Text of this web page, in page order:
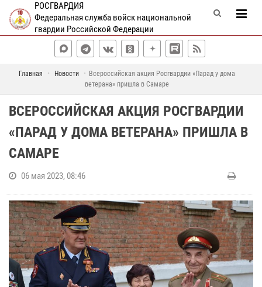
РОСГВАРДИЯ
Федеральная служба войск национальной
гвардии Российской Федерации
Главная Новости
Всероссийская акция Росгвардии «Парад у дома
ветерана» пришла в Самаре
ВСЕРОССИЙСКАЯ АКЦИЯ РОСГВАРДИИ
«ПАРАД У ДОМА ВЕТЕРАНА» ПРИШЛА В
САМАРЕ
06 мая 2023, 08:46